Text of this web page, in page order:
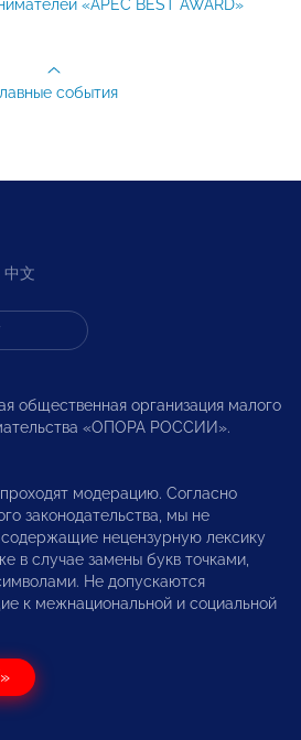
«APEC BEST AWARD»
события
中文
общественная организация малого
«ОПОРА РОССИИ».
модерацию. Согласно
законодательства, мы не
нецензурную лексику
в случае замены букв точками,
Не допускаются
к межнациональной и социальной